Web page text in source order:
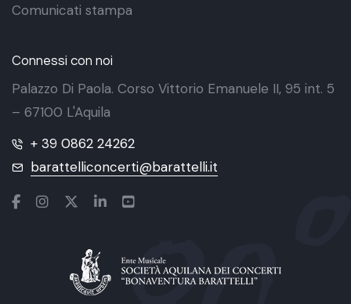
Comunicati stampa
Connessi con noi
Palazzo Di Paola. Corso Vittorio Emanuele II, 95 int. 5
– 67100 L'Aquila
+ 39 0862 24262
barattelliconcerti@barattelli.it